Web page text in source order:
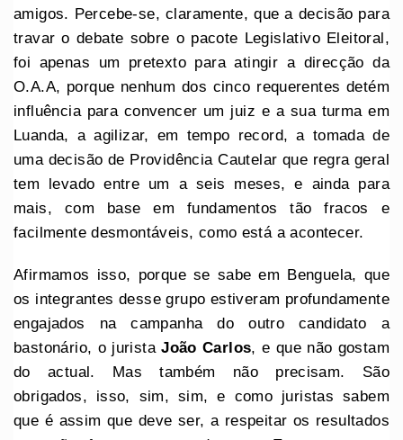
amigos. Percebe-se, claramente, que a decisão para
travar o debate sobre o pacote Legislativo Eleitoral,
foi apenas um pretexto para atingir a direcção da
O.A.A, porque nenhum dos cinco requerentes detém
influência para convencer um juiz e a sua turma em
Luanda, a agilizar, em tempo record, a tomada de
uma decisão de Providência Cautelar que regra geral
tem levado entre um a seis meses, e ainda para
mais, com base em fundamentos tão fracos e
facilmente desmontáveis, como está a acontecer.
Afirmamos isso, porque se sabe em Benguela, que
os integrantes desse grupo estiveram profundamente
engajados na campanha do outro candidato a
bastonário, o juristaJoão Carlos, e que não gostam
do actual. Mas também não precisam. São
obrigados, isso, sim, sim, e como juristas sabem
que é assim que deve ser, a respeitar os resultados